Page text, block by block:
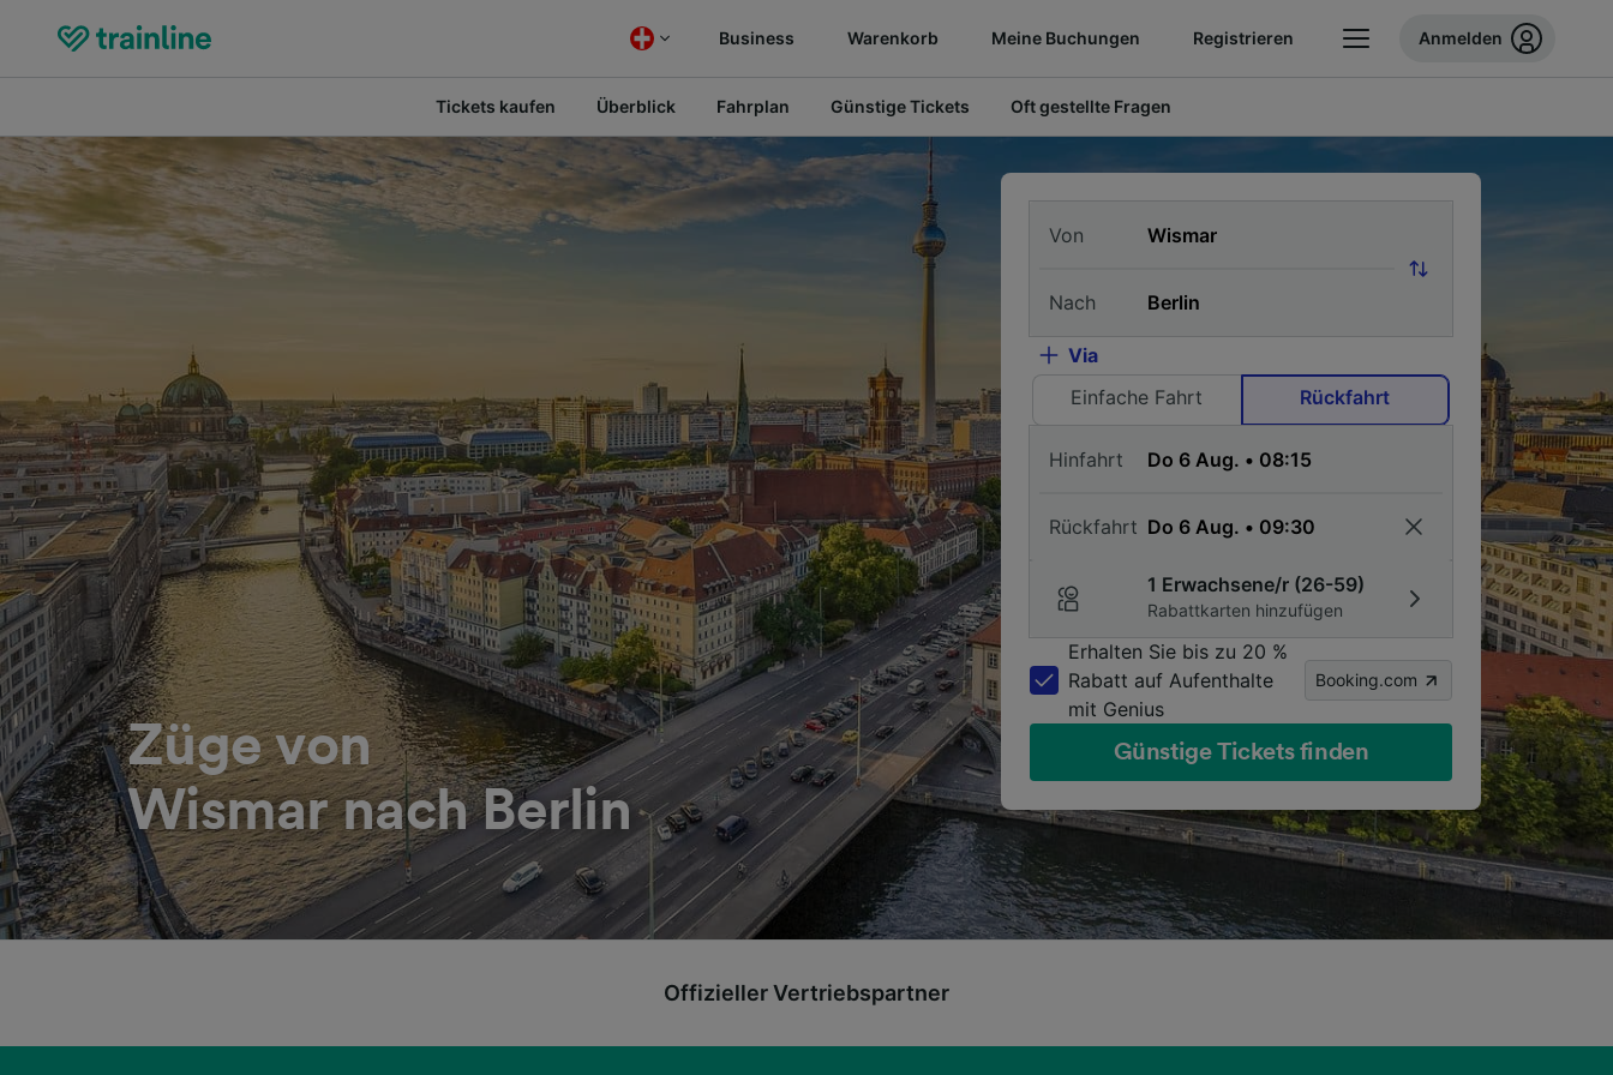
Business Warenkorb Meine Buchungen Registrieren Anmelden
Tickets kaufen Überblick Fahrplan Günstige Tickets Oft gestellte Fragen
Züge von
Wismar nach Berlin
Von
Nach
Via
Einfache Fahrt
Rückfahrt
Hinfahrt
Rückfahrt
1 Erwachsene/r (26-59)
Rabattkarten hinzufügen
Erhalten Sie bis zu 20 %
Rabatt auf Aufenthalte
mit Genius
Booking.com
Günstige Tickets finden
Offizieller Vertriebspartner